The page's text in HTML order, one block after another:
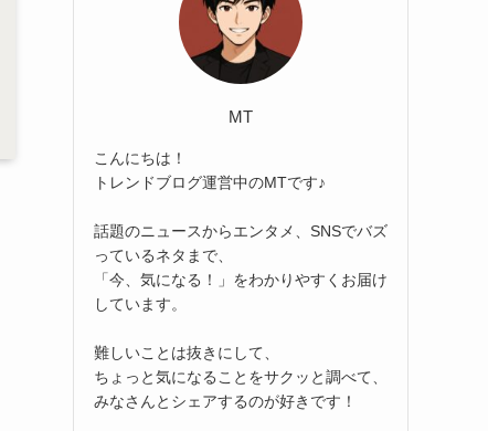
MT
こんにちは！
トレンドブログ運営中のMTです♪
話題のニュースからエンタメ、SNSでバズ
っているネタまで、
「今、気になる！」をわかりやすくお届け
しています。
難しいことは抜きにして、
ちょっと気になることをサクッと調べて、
みなさんとシェアするのが好きです！